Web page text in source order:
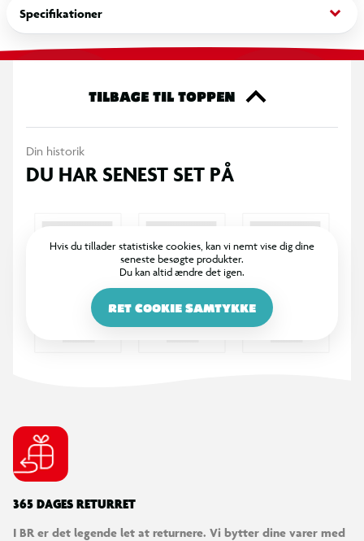
Optag dine bedste præstationer og genoplev dem igen og
igen.
Lad dig fortrylle af det farverige lysshow, der danser i takt
synge med på dine yndlingshits. De to trådløse mikrofoner gør
festen altid i gang – syng, dans og lad lyset skinne!
Specifikationer keyboard_arrow_down
TILBAGE TIL TOPPEN
Din historik
DU HAR SENEST SET PÅ
Hvis du tillader statistiske cookies, kan vi nemt vise dig dine
seneste besøgte produkter.
Du kan altid ændre det igen.
RET COOKIE SAMTYKKE
365 DAGES RETURRET
I BR er det legende let at returnere. Vi bytter dine varer med